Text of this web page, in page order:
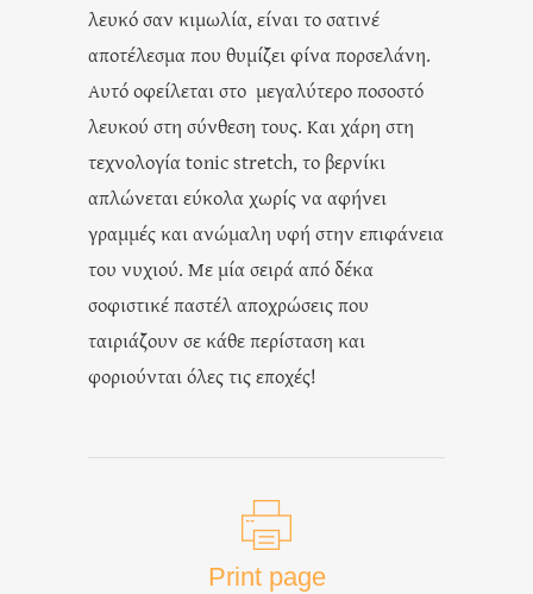
λευκό σαν κιμωλία, είναι το σατινέ
αποτέλεσμα που θυμίζει φίνα πορσελάνη.
Αυτό οφείλεται στο μεγαλύτερο ποσοστό
λευκού στη σύνθεση τους. Και χάρη στη
τεχνολογία tonic stretch, το βερνίκι
απλώνεται εύκολα χωρίς να αφήνει
γραμμές και ανώμαλη υφή στην επιφάνεια
του νυχιού. Με μία σειρά από δέκα
σοφιστικέ παστέλ αποχρώσεις που
ταιριάζουν σε κάθε περίσταση και
φοριούνται όλες τις εποχές!
Print page